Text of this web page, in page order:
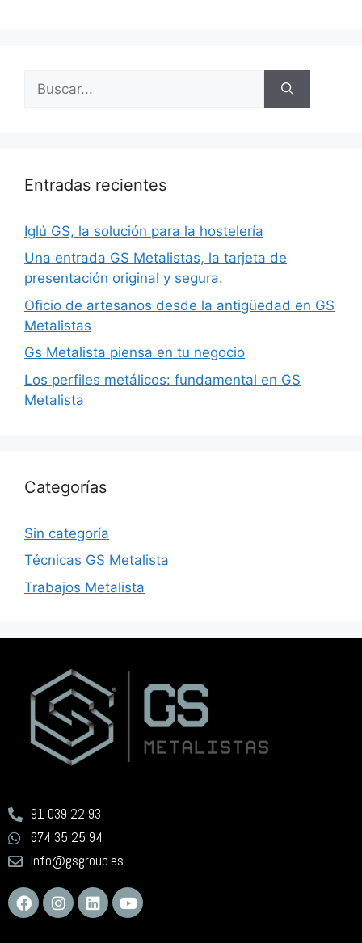
Entradas recientes
Iglú GS, la solución para la hostelería
Una entrada GS Metalistas, la tarjeta de
presentación original y segura.
Oficio de artesanos desde la antigüedad en GS
Metalistas
Gs Metalista piensa en tu negocio
Los perfiles metálicos: fundamental en GS
Metalista
Categorías
Sin categoría
Técnicas GS Metalista
Trabajos Metalista
91 039 22 93
674 35 25 94
info@gsgroup.es